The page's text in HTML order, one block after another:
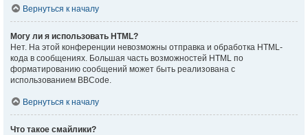
Вернуться к началу
Могу ли я использовать HTML?
Нет. На этой конференции невозможны отправка и обработка HTML-
кода в сообщениях. Большая часть возможностей HTML по
форматированию сообщений может быть реализована с
использованием BBCode.
Вернуться к началу
Что такое смайлики?